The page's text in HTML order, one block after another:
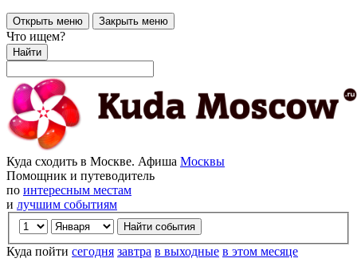
Открыть меню Закрыть меню
Что ищем?
Найти
Куда сходить в Москве. Афиша Москвы
Помощник и путеводитель
по интересным местам
и лучшим событиям
Куда пойти сегодня завтра в выходные в этом месяце